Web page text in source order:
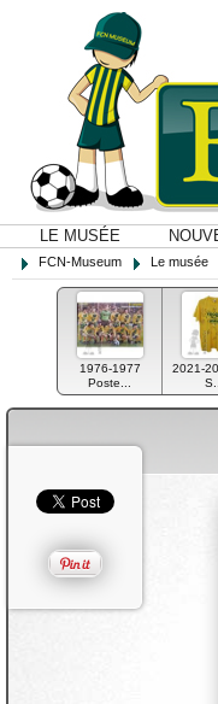
LE MUSÉE
FCN-Museum Le musée
1976-1977
Poste...
2021-
S...